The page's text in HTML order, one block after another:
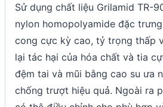
Sử dụng chất liệu Grilamid TR-
nylon homopolyamide đặc
cong cực kỳ cao, tỷ trọng thấp
lại tác hại của hóa chất và tia
đệm tai và mũi bằng cao su ưa
chống trượt hiệu quả. Ngoài ra